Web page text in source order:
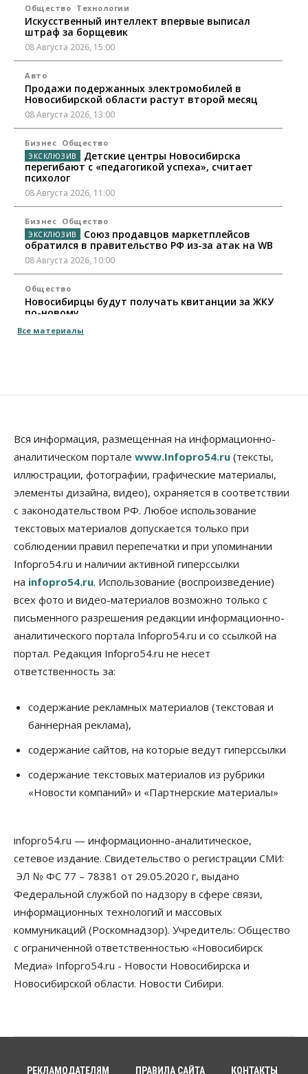
Общество Технологии
Искусственный интеллект впервые выписал
штраф за борщевик
08 Августа 2026, 15:00
Авто
Продажи подержанных электромобилей в
Новосибирской области растут второй месяц
08 Августа 2026, 13:00
Бизнес Общество
Детские центры Новосибирска
перегибают с «педагогикой успеха», считает
психолог
08 Августа 2026, 11:00
Бизнес Общество
Союз продавцов маркетплейсов
обратился в правительство РФ из-за атак на WB
08 Августа 2026, 10:00
Общество
Новосибирцы будут получать квитанции за ЖКУ
по-новому
08 Августа 2026, 09:00
В Новосибирске прошёл митинг
против нового закона о памятниках
07 Августа 2026, 18:00
Бизнес
В аэропорту Толмачёво завершены работы по
бетонированию рулежных дорожек
07 Августа 2026, 17:00
Бизнес Общество
Новосибирцы стали реже оформлять
дома по упрощенной схеме
07 Августа 2026, 16:00
Общество Право&Порядок
Роспотребнадзор изъял почти полторы тонны
мяса в Новосибирской области
Расходы новосибирцев на спорт выросли на 40%
за полгода
07 Августа 2026, 14:35
07 Августа 2026, 14:00
07 Августа 2026, 13:55
Авто Общество
Треть автовладельцев в Новосибирской области
«поставили машины на прикол»
07 Августа 2026, 13:00
Власть
Школы, библиотеки, пешеходные тротуары:
депутаты Госдумы контролируют работы на
социальных объектах
07 Августа 2026, 12:35
Синоптики рассказали о погоде в Новосибирске
Все материалы
Вся информация, размещенная на информационно-
аналитическом портале www.Infopro54.ru (тексты,
иллюстрации, фотографии, графические материалы,
элементы дизайна, видео), охраняется в соответствии
с законодательством РФ. Любое использование
текстовых материалов допускается только при
соблюдении правил перепечатки и при упоминании
Infopro54.ru и наличии активной гиперссылки
на infopro54.ru. Использование (воспроизведение)
всех фото и видео-материалов возможно только с
письменного разрешения редакции информационно-
аналитического портала Infopro54.ru и со ссылкой на
портал. Редакция Infopro54.ru не несет
ответственность за:
содержание рекламных материалов (текстовая и
баннерная реклама),
содержание сайтов, на которые ведут гиперссылки
содержание текстовых материалов из рубрики
«Новости компаний» и «Партнерские материалы»
infopro54.ru — информационно-аналитическое,
сетевое издание. Свидетельство о регистрации СМИ:
ЭЛ № ФС 77 – 78381 от 29.05.2020 г, выдано
Федеральной службой по надзору в сфере связи,
информационных технологий и массовых
коммуникаций (Роскомнадзор). Учредитель: Общество
с ограниченной ответственностью «Новосибирск
Медиа» Infopro54.ru - Новости Новосибирска и
Новосибирской области. Новости Сибири.
РЕКЛАМОДАТЕЛЯМ ПРАВИЛА САЙТА КОНТАКТЫ